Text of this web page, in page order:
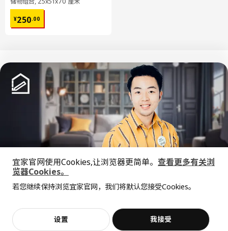
¥250.00
¥ 250.00
抱歉，该商品在所选地区暂时缺货。
客服
加入购物袋 立即购买
中文 English
© Inter IKEA Systems B.V. 1999-2026
上海工商
沪公网安备 31010402001069号
宜家AI购物助手算法 网信算备310104755117001240013号
价格透明，设计专业，现货供应
不，谢谢 立即预约
宜家官网使用Cookies,让浏览器更简单。 查看更多有关浏
览器Cookies。
若您继续保持浏览宜家官网，我们将默认您接受Cookies。
设置 我接受